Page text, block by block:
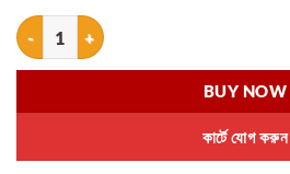
Folding Car Trash Organizer quantity
কার্টে যোগ করুন
BUY NOW